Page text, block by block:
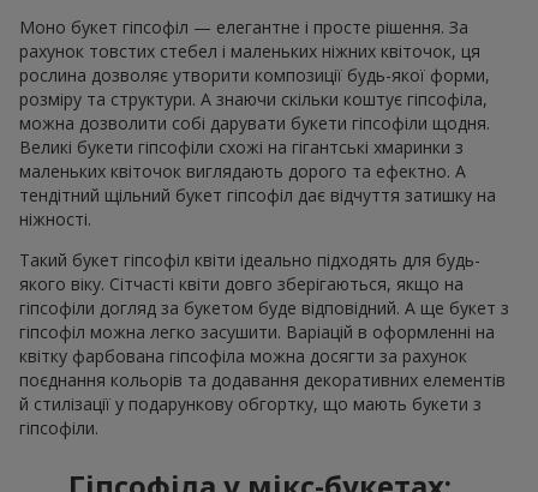
Моно букет гіпсофіл — елегантне і просте рішення. За
рахунок товстих стебел і маленьких ніжних квіточок, ця
рослина дозволяє утворити композиції будь-якої форми,
розміру та структури. А знаючи скільки коштує гіпсофіла,
можна дозволити собі дарувати букети гіпсофіли щодня.
Великі букети гіпсофіли схожі на гігантські хмаринки з
маленьких квіточок виглядають дорого та ефектно. А
тендітний щільний букет гіпсофіл дає відчуття затишку на
ніжності.
Такий букет гіпсофіл квіти ідеально підходять для будь-
якого віку. Сітчасті квіти довго зберігаються, якщо на
гіпсофіли догляд за букетом буде відповідний. А ще букет з
гіпсофіл можна легко засушити. Варіацій в оформленні на
квітку фарбована гіпсофіла можна досягти за рахунок
поєднання кольорів та додавання декоративних елементів
й стилізації у подарункову обгортку, що мають букети з
гіпсофіли.